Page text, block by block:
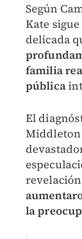
Según
Kate
delicada
familia
pública
El
Middleton
la